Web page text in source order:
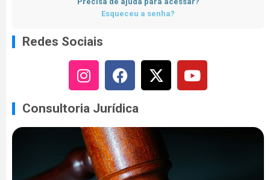
Esqueceu a senha?
Redes Sociais
Consultoria Jurídica